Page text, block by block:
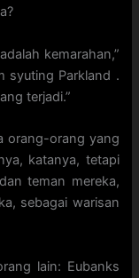
kemarahan,”
syuting Parkland .
terjadi.”
orang-orang yang
katanya, tetapi
teman mereka,
sebagai warisan
lain: Eubanks